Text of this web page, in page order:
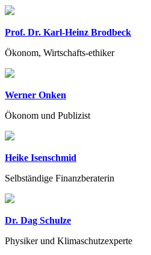
Prof. Dr. Karl-Heinz Brodbeck
Ökonom, Wirtschafts-ethiker
Werner Onken
Ökonom und Publizist
Heike Isenschmid
Selbständige Finanzberaterin
Dr. Dag Schulze
Physiker und Klimaschutzexperte